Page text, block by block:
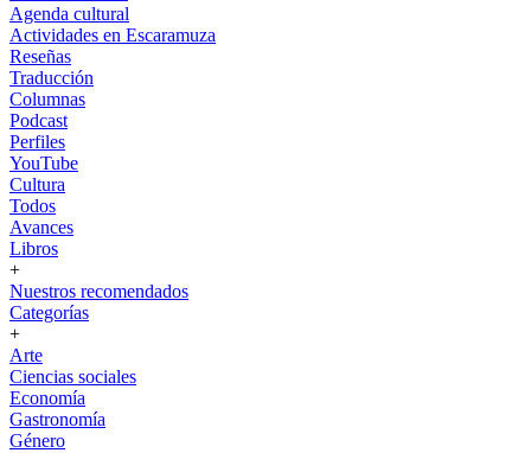
Agenda cultural
Actividades en Escaramuza
Reseñas
Traducción
Columnas
Podcast
Perfiles
YouTube
Cultura
Todos
Avances
Libros
+
Nuestros recomendados
Categorías
+
Arte
Ciencias sociales
Economía
Gastronomía
Género